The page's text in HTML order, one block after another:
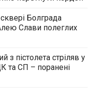
Болграда
Слави полеглих
з пістолета стріляв у
та СП – поранені